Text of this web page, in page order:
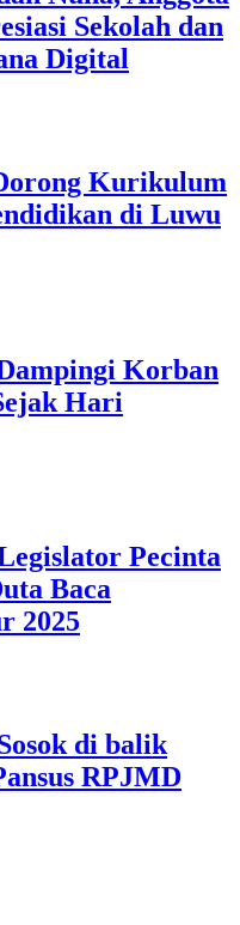
Sekolah dan
Digital
Kurikulum
di Luwu
Korban
Hari
Pecinta
Baca
2025
di balik
RPJMD